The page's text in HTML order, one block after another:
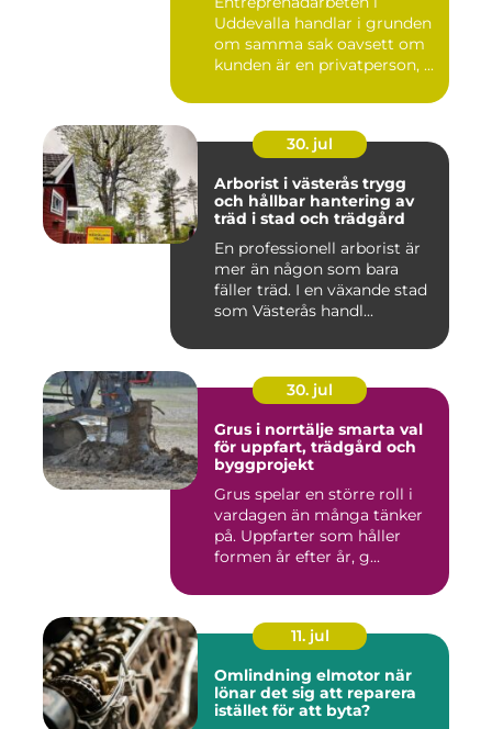
Uddevalla handlar i grunden
om samma sak oavsett om
kunden är en privatperson, ...
30. jul
Arborist i västerås trygg
och hållbar hantering av
träd i stad och trädgård
En professionell arborist är
mer än någon som bara
fäller träd. I en växande stad
som Västerås handl...
30. jul
Grus i norrtälje smarta val
för uppfart, trädgård och
byggprojekt
Grus spelar en större roll i
vardagen än många tänker
på. Uppfarter som håller
formen år efter år, g...
11. jul
Omlindning elmotor när
lönar det sig att reparera
istället för att byta?